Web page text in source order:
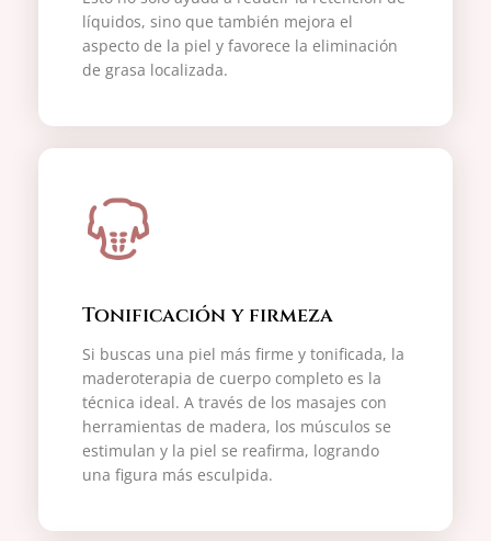
líquidos, sino que también mejora el
aspecto de la piel y favorece la eliminación
de grasa localizada.
Tonificación y firmeza
Si buscas una piel más firme y tonificada, la
maderoterapia de cuerpo completo es la
técnica ideal. A través de los masajes con
herramientas de madera, los músculos se
estimulan y la piel se reafirma, logrando
una figura más esculpida.